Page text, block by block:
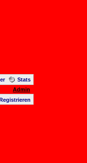
Stats
Admin